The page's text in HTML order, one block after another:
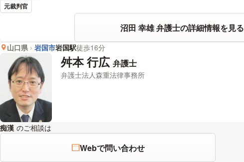
元裁判官
沼田 幸雄 弁護士の詳細情報を見る
山口県 岩国市岩国駅徒歩16分
舛本 行広 弁護士
弁護士法人森重法律事務所
痴漢 のご相談は
Webで問い合わせ